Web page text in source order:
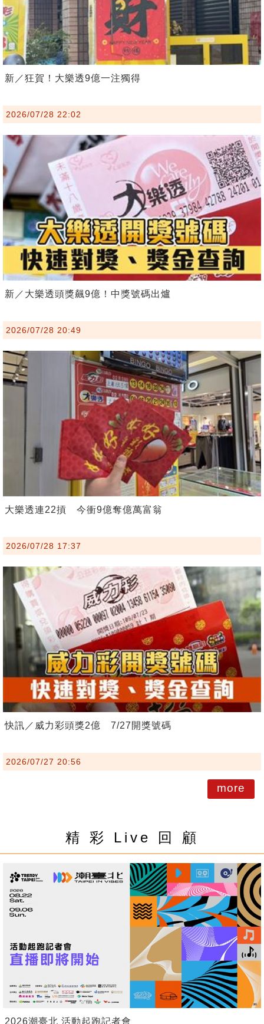
新／狂賀！大樂透9億一注獨得
2026/07/28 22:02
新／大樂透頭獎飆9億！中獎號碼出爐
2026/07/28 20:49
大樂透連22摃 今衝9億奪億萬富翁
2026/07/28 17:37
快訊／威力彩頭獎2億 7/27開獎號碼
2026/07/27 20:56
more
精 彩 Live 回 顧
2026潮臺北 活動起跑記者會